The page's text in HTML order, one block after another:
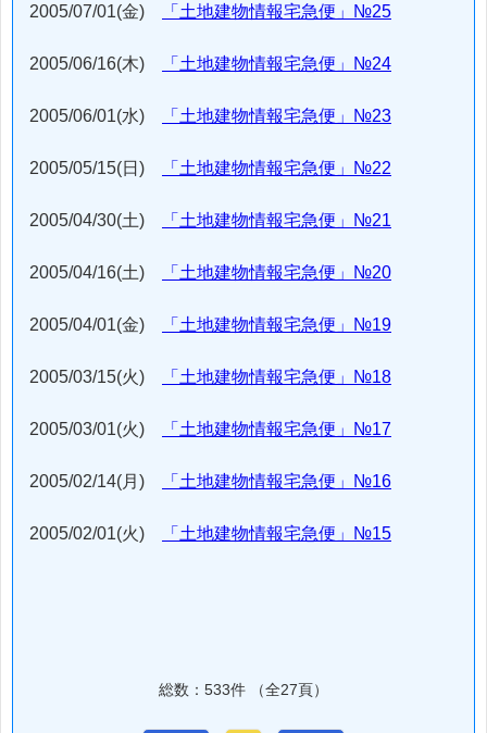
2005/07/01(金) 「土地建物情報宅急便」№25
2005/06/16(木) 「土地建物情報宅急便」№24
2005/06/01(水) 「土地建物情報宅急便」№23
2005/05/15(日) 「土地建物情報宅急便」№22
2005/04/30(土) 「土地建物情報宅急便」№21
2005/04/16(土) 「土地建物情報宅急便」№20
2005/04/01(金) 「土地建物情報宅急便」№19
2005/03/15(火) 「土地建物情報宅急便」№18
2005/03/01(火) 「土地建物情報宅急便」№17
2005/02/14(月) 「土地建物情報宅急便」№16
2005/02/01(火) 「土地建物情報宅急便」№15
総数：533件 （全27頁）